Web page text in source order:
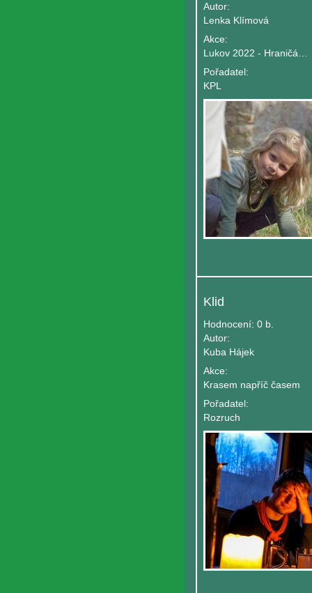
Autor:
Lenka Klímová
Akce:
Lukov 2022 - Hraničářův učeň
Pořadatel:
KPL
Klid
Hodnocení: 0 b.
Autor:
Kuba Hájek
Akce:
Krasem napříč časem
Pořadatel:
Rozruch